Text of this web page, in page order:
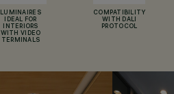
LUMINAIRES
IDEAL FOR
INTERIORS
WITH VIDEO
TERMINALS
COMPATIBILITY
WITH DALI
PROTOCOL